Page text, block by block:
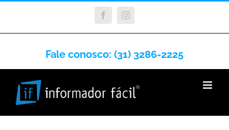
FacebookInstagram
Fale conosco: (31) 3286-2225